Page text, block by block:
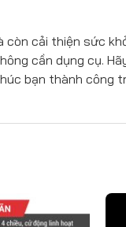
cải thiện sức
cần dụng cụ.
bạn thành công